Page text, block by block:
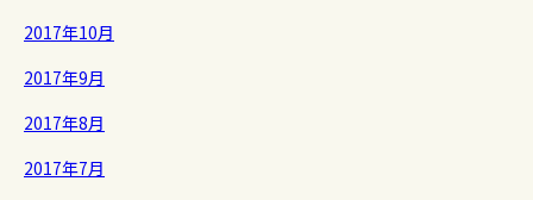
2017年10月
2017年9月
2017年8月
2017年7月